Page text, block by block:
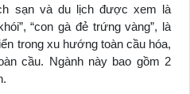
sạn và du lịch được xem là
“con gà đẻ trứng vàng”, là
trong xu hướng toàn cầu hóa,
cầu. Ngành này bao gồm 2